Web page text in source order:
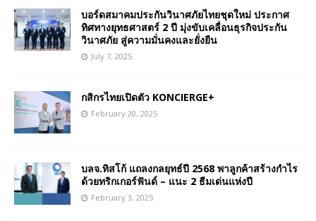
บอร์ดสมาคมประกันวินาศภัยไทยชุดใหม่ ประกาศ
ทิศทางยุทธศาสตร์ 2 ปี มุ่งขับเคลื่อนธุรกิจประกัน
วินาศภัย สู่ความมั่นคงและยั่งยืน
July 7, 2025
กสิกรไทยเปิดตัว KONCIERGE+
February 20, 2025
บลจ.ทิสโก้ แถลงกลยุทธ์ปี 2568 พาลูกค้าสร้างกำไร
ด้วยทริกเกอร์ฟันด์ – แนะ 2 ธีมเด่นแห่งปี
February 3, 2025